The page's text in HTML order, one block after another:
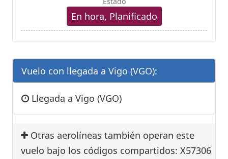
En hora, Planificado
Vuelo con llegada a Vigo (VGO):
Llegada a Vigo (VGO)
Otras aerolíneas también operan este
vuelo bajo los códigos compartidos: X57306